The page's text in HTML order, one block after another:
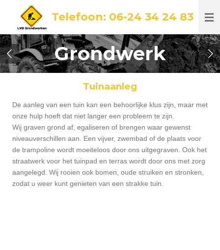
direct
de
hoofdinhoud
Telefoon: 06-24 34 24 83
Grondwerk
Tuinaanleg
De aanleg van een tuin kan een behoorlijke klus zijn, maar met
onze hulp hoeft dat niet langer een probleem te zijn.
Wij graven grond af, egaliseren of brengen waar gewenst
niveauverschillen aan. Een vijver, zwembad of de plaats voor
de trampoline wordt moeiteloos door ons uitgegraven. Ook het
straatwerk voor het tuinpad en terras wordt door ons met zorg
aangelegd. Wij rooien ook bomen, oude struiken en stronken,
zodat u weer kunt genieten van een strakke tuin.